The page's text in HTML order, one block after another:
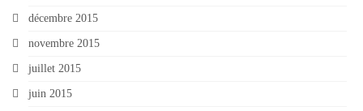
décembre 2015
novembre 2015
juillet 2015
juin 2015